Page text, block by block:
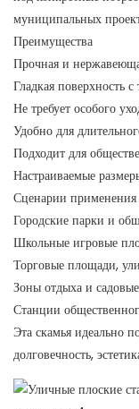
муниципальных
Преимущества
Прочная и
Гладкая поверхность
Не требует особого
Удобно для
Подходит для
Настраиваемые
Сценарии применения
Городские парки и
Школьные игровые
Торговые площади,
Зоны отдыха и
Станции
Эта скамья идеально
долговечность,